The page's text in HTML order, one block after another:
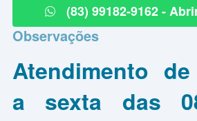
(83) 99182-9162 -
Observações
Atendimento
a sexta das